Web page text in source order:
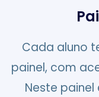
Cada aluno
painel, com
Neste